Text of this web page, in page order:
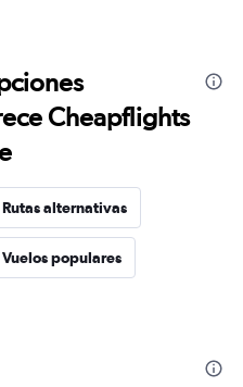
Cheapflights
Rutas alternativas
Vuelos populares